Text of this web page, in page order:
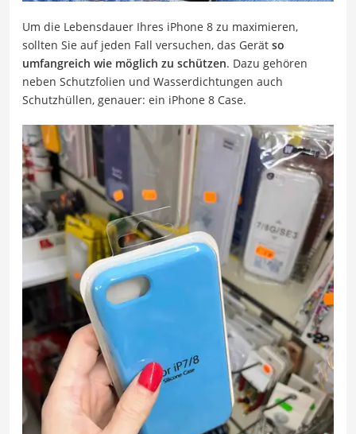
Um die Lebensdauer Ihres iPhone 8 zu maximieren,
sollten Sie auf jeden Fall versuchen, das Gerät so
umfangreich wie möglich zu schützen. Dazu gehören
neben Schutzfolien und Wasserdichtungen auch
Schutzhüllen, genauer: ein iPhone 8 Case.